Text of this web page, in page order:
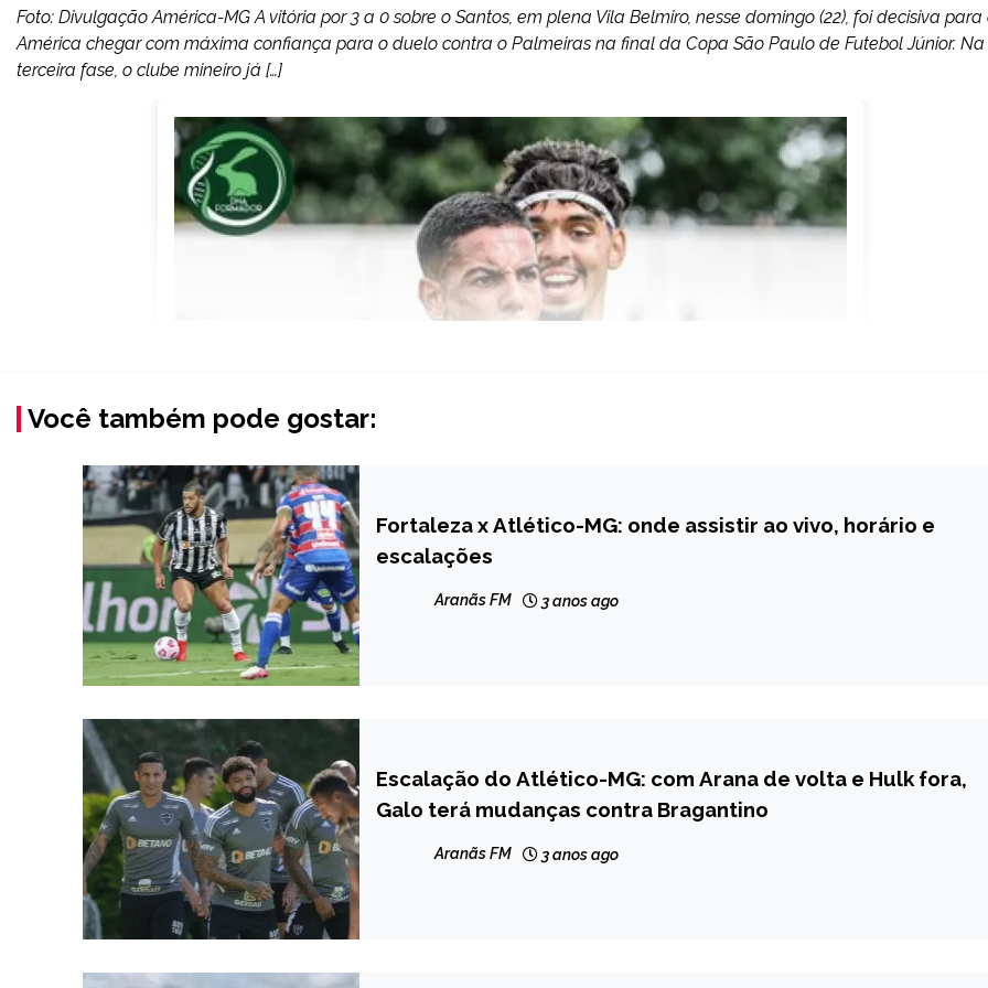
Foto: Divulgação América-MG A vitória por 3 a 0 sobre o Santos, em plena Vila Belmiro, nesse domingo (22), foi decisiva para
América chegar com máxima confiança para o duelo contra o Palmeiras na final da Copa São Paulo de Futebol Júnior. Na
terceira fase, o clube mineiro já […]
Você também pode gostar:
ESPORTES
Fortaleza x Atlético-MG: onde assistir ao vivo, horário e
escalações
Aranãs FM 3 anos ago
ESPORTES
Escalação do Atlético-MG: com Arana de volta e Hulk fora,
Galo terá mudanças contra Bragantino
Aranãs FM 3 anos ago